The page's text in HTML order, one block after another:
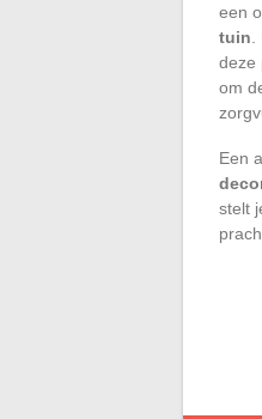
een
tuin
deze
om
Een
stelt